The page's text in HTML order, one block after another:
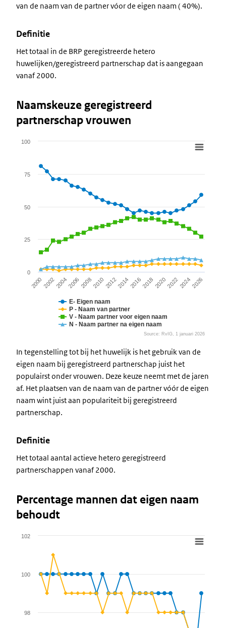
van de naam van de partner vóor de eigen naam ( 40%).
Definitie
Het totaal in de BRP geregistreerde hetero
huwelijken/geregistreerd partnerschap dat is aangegaan
vanaf 2000.
Naamskeuze geregistreerd
partnerschap vrouwen
Line chart with 4 lines.
View as data table, Chart
The chart has 1 X axis displaying categories.
The chart has 1 Y axis displaying values. Data ranges from 1 to
E- Eigen naam
P - Naam van partner
V - Naam partner voor eigen naam
N - Naam partner na eigen naam
20002002200420062008201020122014201620182020202220242026
0
25
50
75
100
Source: RvIG, 1 januari 2026
In tegenstelling tot bij het huwelijk is het gebruik van de
eigen naam bij geregistreerd partnerschap juist het
populairst onder vrouwen. Deze keuze neemt met de jaren
af. Het plaatsen van de naam van de partner vóór de eigen
naam wint juist aan populariteit bij geregistreerd
partnerschap.
Definitie
Het totaal aantal actieve hetero geregistreerd
partnerschappen vanaf 2000.
Percentage mannen dat eigen naam
behoudt
Line chart with 2 lines.
View as data table, Chart
The chart has 1 X axis displaying categories.
The chart has 1 Y axis displaying values. Data ranges from 95
98
100
102